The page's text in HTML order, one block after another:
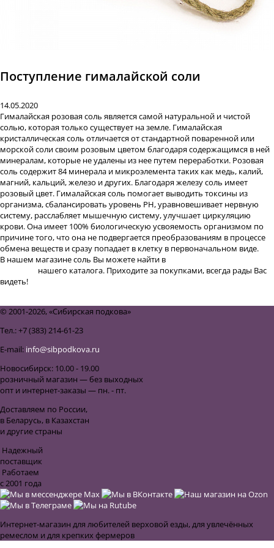
Поступление гималайской соли
14.05.2020
Гималайская розовая соль является самой натуральной и чистой
солью, которая только существует на земле. Гималайская
кристаллическая соль отличается от стандартной поваренной или
морской соли своим розовым цветом благодаря содержащимся в ней
минералам, которые не удалены из нее путем переработки. Розовая
соль содержит 84 минерала и микроэлемента таких как медь, калий,
магний, кальций, железо и других. Благодаря железу соль имеет
розовый цвет. Гималайская соль помогает выводить токсины из
организма, сбалансировать уровень PH, уравновешивает нервную
систему, расслабляет мышечную систему, улучшает циркуляцию
крови. Она имеет 100% биологическую усвояемость организмом по
причине того, что она не подвергается преобразованиям в процессе
обмена веществ и сразу попадает в клетку в первоначальном виде.
В нашем магазине соль Вы можете найти в
нашего каталога. Приходите за покупками, всегда рады Вас
видеть!
© 2001-2026, «Сибирская подкова»
Тел.: +7 (383) 214-61-23
E-mail: info@sibpodkova.ru
Новосибирск: 10.00 - 19.00
розничный магазин — без выходных
опт и интернет-заказы — пн. - пт.
Доставляем по России,
в Беларусь, в Казахстан
и другие страны
Надежный
поставщик
Работаем
с 2001 года
Интернет-магазин для любителей верховой езды, для увлечённых
ремеслом и для крепких фермеров